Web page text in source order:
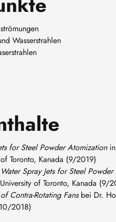
Wasserstrahlen
for Steel Powder Atomizationin
Toronto, Kanada (9/2019)
Spray Jets for Steel
of Toronto, Kanada (9/
Contra-Rotating Fansbei Dr.
2018)